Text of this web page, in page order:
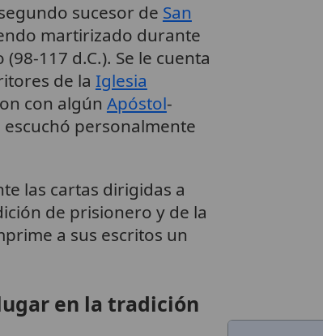
sucesor de San
martirizado durante
117 d.C.). Se le cuenta
de la Iglesia
con algún Apóstol-
personalmente
las cartas dirigidas a
de prisionero y de la
a sus escritos un
en la tradición